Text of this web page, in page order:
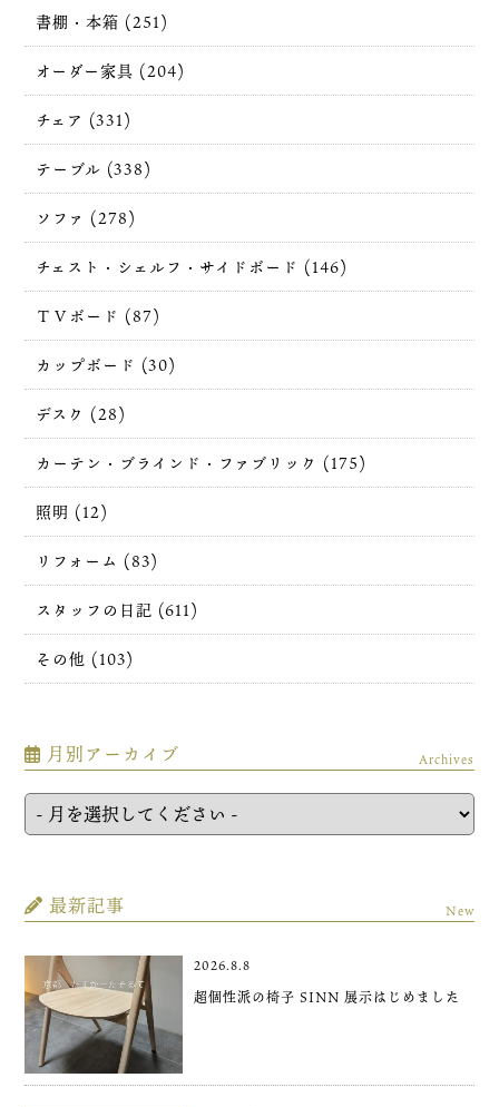
書棚・本箱 (251)
オーダー家具 (204)
チェア (331)
テーブル (338)
ソファ (278)
チェスト・シェルフ・サイドボード (146)
ＴＶボード (87)
カップボード (30)
デスク (28)
カーテン・ブラインド・ファブリック (175)
照明 (12)
リフォーム (83)
スタッフの日記 (611)
その他 (103)
月別アーカイブ Archives
最新記事 New
2026.8.8
超個性派の椅子 SINN 展示はじめました